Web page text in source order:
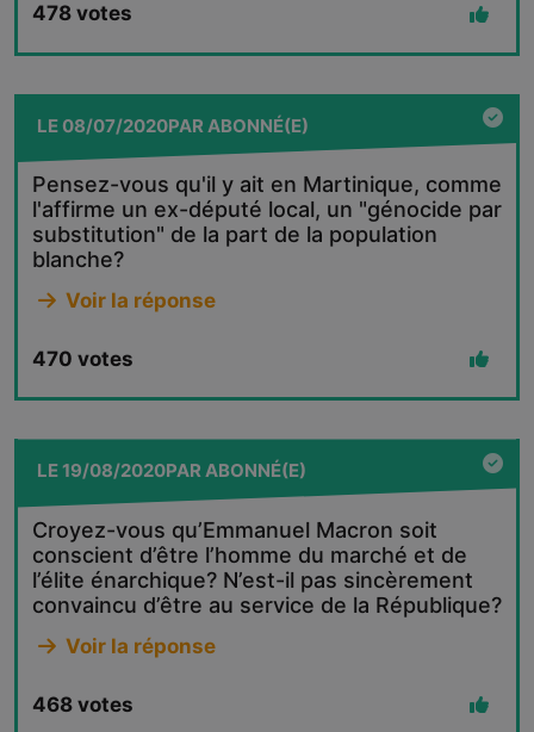
478 votes
LE08/07/2020PAR ABONNÉ(E)
Pensez-vous qu'il y ait en Martinique, comme
l'affirme un ex-député local, un "génocide par
substitution" de la part de la population
blanche?
Voir la réponse
470 votes
LE19/08/2020PARABONNÉ(E)
Croyez-vous qu’Emmanuel Macron soit
conscient d’être l’homme du marché et de
l’élite énarchique? N’est-il pas sincèrement
convaincu d’être au service de la République?
Voir la réponse
468 votes